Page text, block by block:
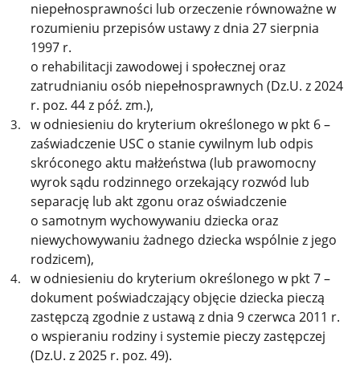
niepełnosprawności lub orzeczenie równoważne w
rozumieniu przepisów ustawy z dnia 27 sierpnia
1997 r.
o rehabilitacji zawodowej i społecznej oraz
zatrudnianiu osób niepełnosprawnych (Dz.U. z 2024
r. poz. 44 z póź. zm.),
w odniesieniu do kryterium określonego w pkt 6 –
zaświadczenie USC o stanie cywilnym lub odpis
skróconego aktu małżeństwa (lub prawomocny
wyrok sądu rodzinnego orzekający rozwód lub
separację lub akt zgonu oraz oświadczenie
o samotnym wychowywaniu dziecka oraz
niewychowywaniu żadnego dziecka wspólnie z jego
rodzicem),
w odniesieniu do kryterium określonego w pkt 7 –
dokument poświadczający objęcie dziecka pieczą
zastępczą zgodnie z ustawą z dnia 9 czerwca 2011 r.
o wspieraniu rodziny i systemie pieczy zastępczej
(Dz.U. z 2025 r. poz. 49).